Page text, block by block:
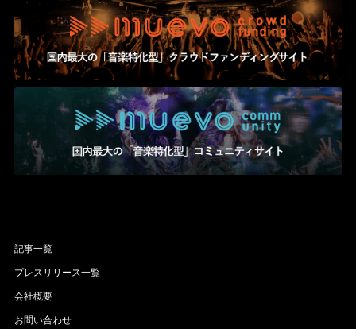
記事一覧
プレスリリース一覧
会社概要
お問い合わせ